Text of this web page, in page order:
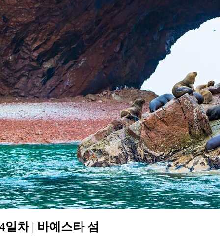
4일차 | 바예스타 섬